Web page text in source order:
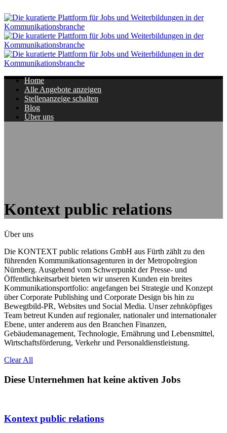
Home
Alle Angebote anzeigen
Stellenanzeige schalten
Blog
Über uns
Kontext public relations
Über uns
Die KONTEXT public relations GmbH aus Fürth zählt zu den
führenden Kommunikationsagenturen in der Metropolregion
Nürnberg. Ausgehend vom Schwerpunkt der Presse- und
Öffentlichkeitsarbeit bieten wir unseren Kunden ein breites
Kommunikationsportfolio: angefangen bei Strategie und Konzept
über Corporate Publishing und Corporate Design bis hin zu
Bewegtbild-PR, Websites und Social Media. Unser zehnköpfiges
Team betreut Kunden auf regionaler, nationaler und internationaler
Ebene, unter anderem aus den Branchen Finanzen,
Gebäudemanagement, Technologie, Ernährung und Lebensmittel,
Wirtschaftsförderung, Verkehr und Personaldienstleistung.
Clear All
Diese Unternehmen hat keine aktiven Jobs
Kontext public relations